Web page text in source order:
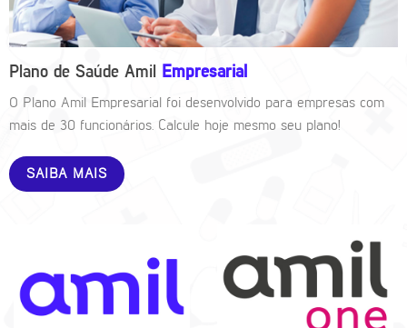
Plano de Saúde Amil Empresarial
O Plano Amil Empresarial foi desenvolvido para empresas com
mais de 30 funcionários. Calcule hoje mesmo seu plano!
SAIBA MAIS